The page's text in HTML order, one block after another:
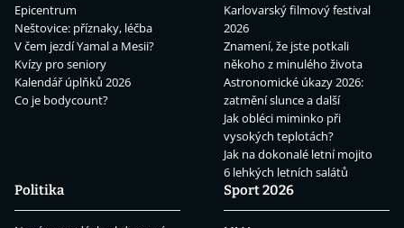
Epicentrum
Neštovice: příznaky, léčba
V čem jezdí Yamal a Mesii?
Kvízy pro seniory
Kalendář úplňků 2026
Co je bodycount?
Karlovarský filmový festival
2026
Znamení, že jste potkali
někoho z minulého života
Astronomické úkazy 2026:
zatmění slunce a další
Jak obléci miminko při
vysokých teplotách?
Jak na dokonalé letní mojito
6 lehkých letních salátů
Politika
Sport 2026